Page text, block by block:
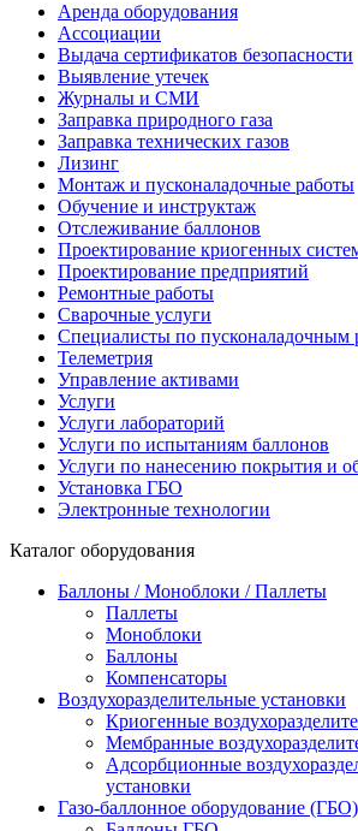
Аренда оборудования
Ассоциации
Выдача сертификатов безопасности
Выявление утечек
Журналы и СМИ
Заправка природного газа
Заправка технических газов
Лизинг
Монтаж и пусконаладочные работы
Обучение и инструктаж
Отслеживание баллонов
Проектирование криогенных
Проектирование предприятий
Ремонтные работы
Сварочные услуги
Специалисты по пусконаладочным
Телеметрия
Управление активами
Услуги
Услуги лабораторий
Услуги по испытаниям баллонов
Услуги по нанесению покрытия и
Установка ГБО
Электронные технологии
Каталог оборудования
Баллоны / Моноблоки / Паллеты
Паллеты
Моноблоки
Баллоны
Компенсаторы
Воздухоразделительные установки
Криогенные
Мембранные
Адсорбционные
установки
Газо-баллонное оборудование (ГБО)